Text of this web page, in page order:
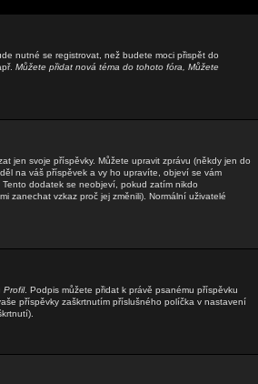
nutné se registrovat, než budete moci přispět do
Můžete přidat nová téma do tohoto fóra, Můžete
jen svoje příspěvky. Můžete upravit zprávu (někdy jen do
na váš příspěvek a vy ho upravíte, objeví se vám
dodatek se neobjeví, pokud zatím nikdo
zanechat vzkaz proč jej změnili). Normální uživatelé
Profil. Podpis můžete přidat k právě psanému příspěvku
příspěvky zaškrtnutím příslušného políčka v nastavení